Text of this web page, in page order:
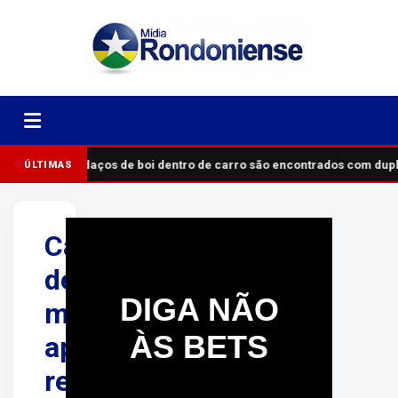
ÚLTIMASPedaços de boi dentro de carro são encontrados com
Casos
de
meningite
apresentam
redução
DIGA NÃO
ÀS BETS